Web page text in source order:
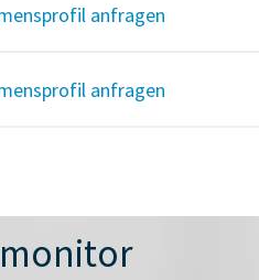
anfragen
anfragen